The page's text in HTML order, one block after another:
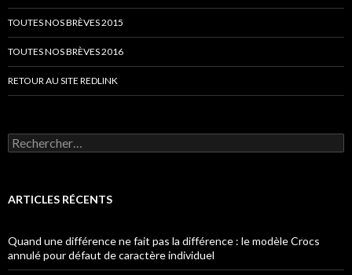
TOUTES NOS BRÈVES 2015
TOUTES NOS BRÈVES 2016
RETOUR AU SITE REDLINK
Rechercher :
ARTICLES RÉCENTS
Quand une différence ne fait pas la différence : le modèle Crocs
annulé pour défaut de caractère individuel